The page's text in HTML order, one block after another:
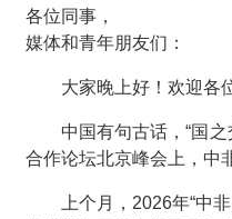
各位同事，
媒体和青年朋友们：
大家晚上好！欢迎各
中国有句古话，“国
合作论坛北京峰会上，中
上个月，2026年“中